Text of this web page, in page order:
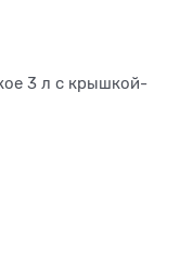
3 л с крышкой-